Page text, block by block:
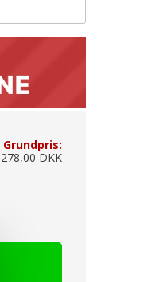
Grundpris:
DKK